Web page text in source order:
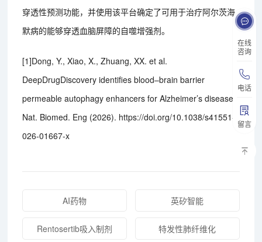
在线
咨询
电话
留言
穿透性预测功能，并使用该平台确定了可用于治疗阿尔茨海
默病的能够穿透血脑屏障的自噬增强剂。
[1]Dong, Y., Xiao, X., Zhuang, XX. et al.
DeepDrugDiscovery identifies blood–brain barrier
permeable autophagy enhancers for Alzheimer’s disease.
Nat. Biomed. Eng (2026). https://doi.org/10.1038/s41551-
026-01667-x
AI药物 英矽智能
Rentosertib吸入制剂 特发性肺纤维化